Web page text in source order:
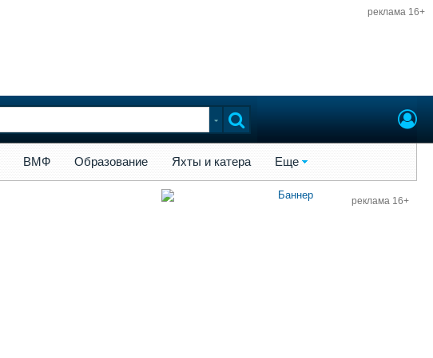
реклама 16+
ВМФ Образование Яхты и катера Еще
реклама 16+